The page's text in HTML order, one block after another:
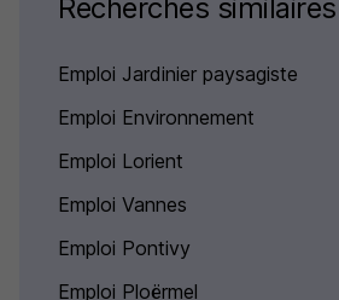
Recherches similaires
Emploi Jardinier paysagiste
Emploi Environnement
Emploi Lorient
Emploi Vannes
Emploi Pontivy
Emploi Ploërmel